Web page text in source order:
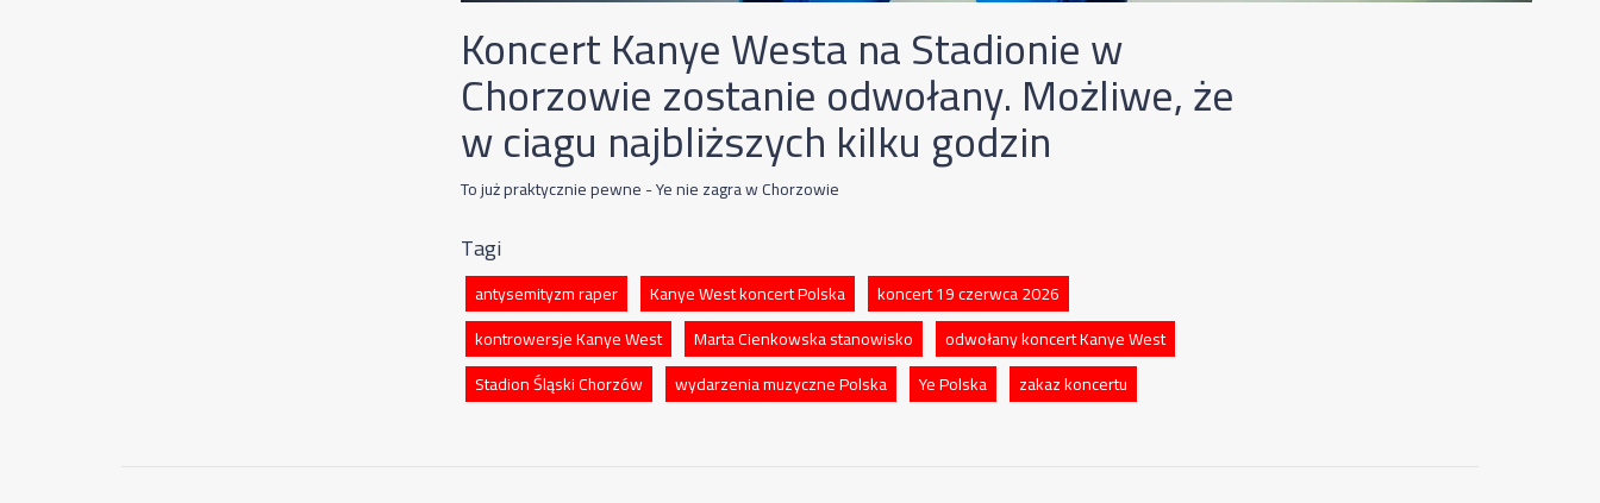
Koncert Kanye Westa na Stadionie w
Chorzowie zostanie odwołany. Możliwe, że
w ciagu najbliższych kilku godzin
To już praktycznie pewne - Ye nie zagra w Chorzowie
Tagi
antysemityzm raper Kanye West koncert Polska
koncert 19 czerwca 2026
kontrowersje Kanye West
Marta Cienkowska stanowisko
odwołany koncert Kanye West
Stadion Śląski Chorzów
wydarzenia muzyczne Polska Ye Polska zakaz koncertu